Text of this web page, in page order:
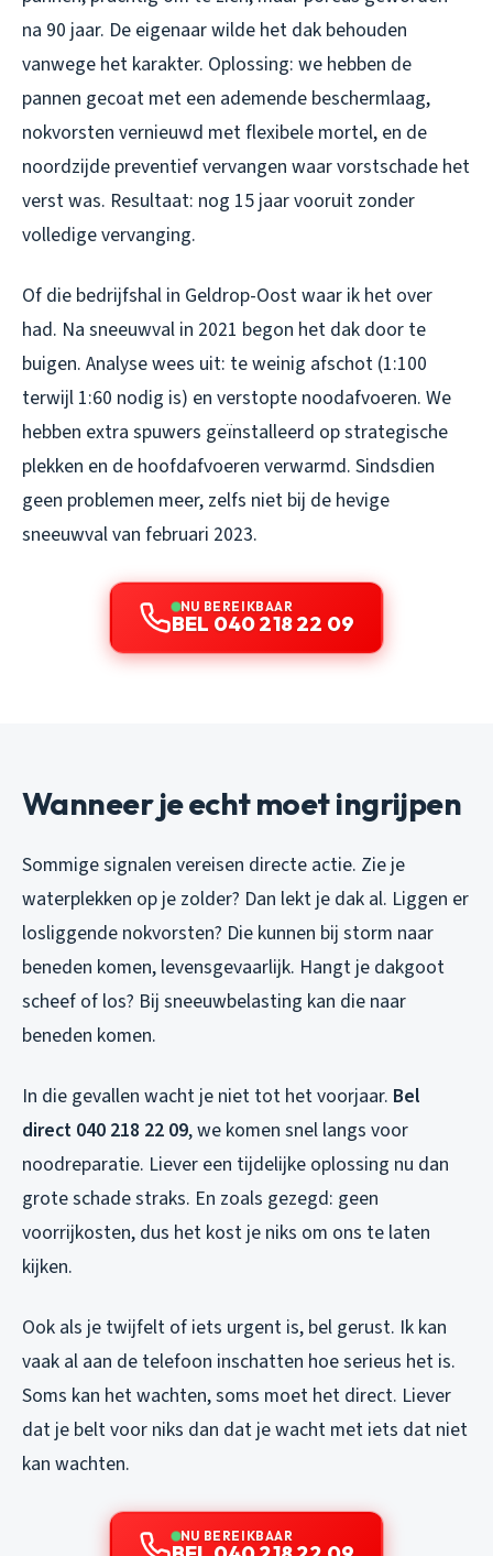
na 90 jaar. De eigenaar wilde het dak behouden
vanwege het karakter. Oplossing: we hebben de
pannen gecoat met een ademende beschermlaag,
nokvorsten vernieuwd met flexibele mortel, en de
noordzijde preventief vervangen waar vorstschade het
verst was. Resultaat: nog 15 jaar vooruit zonder
volledige vervanging.
Of die bedrijfshal in Geldrop-Oost waar ik het over
had. Na sneeuwval in 2021 begon het dak door te
buigen. Analyse wees uit: te weinig afschot (1:100
terwijl 1:60 nodig is) en verstopte noodafvoeren. We
hebben extra spuwers geïnstalleerd op strategische
plekken en de hoofdafvoeren verwarmd. Sindsdien
geen problemen meer, zelfs niet bij de hevige
sneeuwval van februari 2023.
NU BEREIKBAAR
BEL 040 218 22 09
Wanneer je echt moet ingrijpen
Sommige signalen vereisen directe actie. Zie je
waterplekken op je zolder? Dan lekt je dak al. Liggen er
losliggende nokvorsten? Die kunnen bij storm naar
beneden komen, levensgevaarlijk. Hangt je dakgoot
scheef of los? Bij sneeuwbelasting kan die naar
beneden komen.
In die gevallen wacht je niet tot het voorjaar. Bel
direct 040 218 22 09, we komen snel langs voor
noodreparatie. Liever een tijdelijke oplossing nu dan
grote schade straks. En zoals gezegd: geen
voorrijkosten, dus het kost je niks om ons te laten
kijken.
Ook als je twijfelt of iets urgent is, bel gerust. Ik kan
vaak al aan de telefoon inschatten hoe serieus het is.
Soms kan het wachten, soms moet het direct. Liever
dat je belt voor niks dan dat je wacht met iets dat niet
kan wachten.
NU BEREIKBAAR